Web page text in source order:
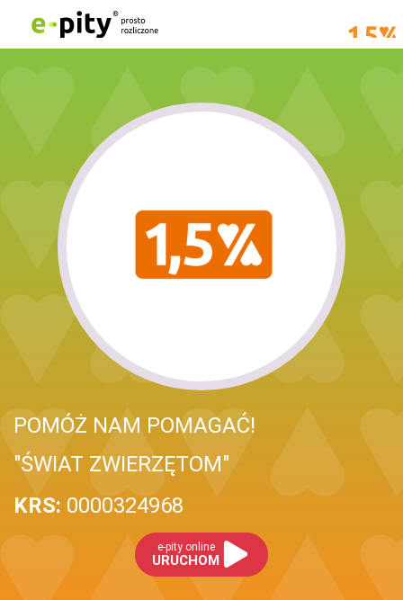
POMÓŻ NAM POMAGAĆ!
"ŚWIAT ZWIERZĘTOM"
KRS: 0000324968
e-pity online
URUCHOM